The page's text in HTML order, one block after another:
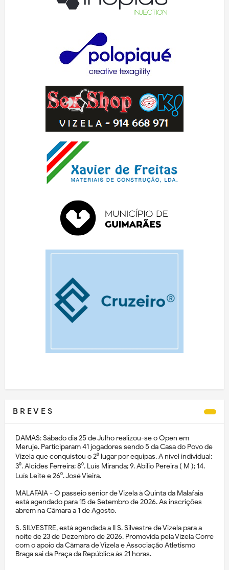
B R E V E S
DAMAS: Sábado dia 25 de Julho realizou-se o Open em
Meruje. Participaram 41 jogadores sendo 5 da Casa do Povo de
Vizela que conquistou o 2⁰ lugar por equipas. A nível individual:
3⁰. Alcides Ferreira; 8⁰. Luís Miranda; 9. Abílio Pereira ( M ); 14.
Luís Leite e 26⁰. José Vieira.
MALAFAIA - O passeio sénior de Vizela à Quinta da Malafaia
está agendado para 15 de Setembro de 2026. As inscrições
abrem na Câmara a 1 de Agosto.
S. SILVESTRE, está agendada a II S. Silvestre de Vizela para a
noite de 23 de Dezembro de 2026. Promovida pela Vizela Corre
com o apoio da Câmara de Vizela e Associação Atletismo
Braga sai da Praça da República às 21 horas.